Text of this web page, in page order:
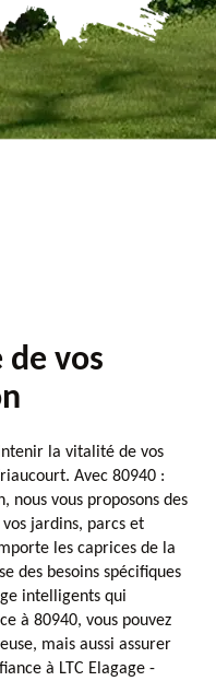
de vos
la vitalité de vos
Avec 80940 :
nous vous proposons des
jardins, parcs et
les caprices de la
des besoins spécifiques
intelligents qui
à 80940, vous pouvez
mais aussi assurer
à LTC Elagage -